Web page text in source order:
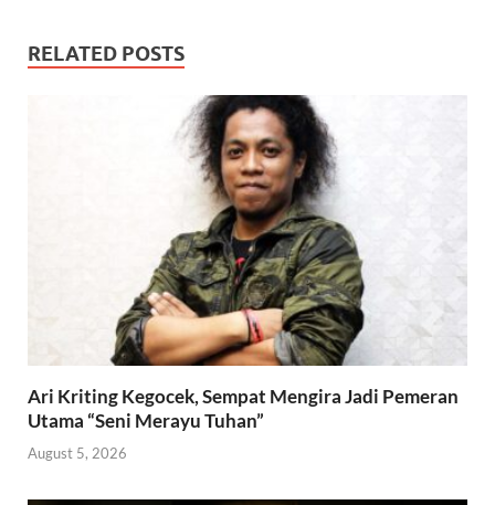
RELATED POSTS
Ari Kriting Kegocek, Sempat Mengira Jadi Pemeran
Utama “Seni Merayu Tuhan”
August 5, 2026